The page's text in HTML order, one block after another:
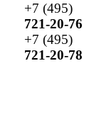
+7 (495)
721-20-76
+7 (495)
721-20-78